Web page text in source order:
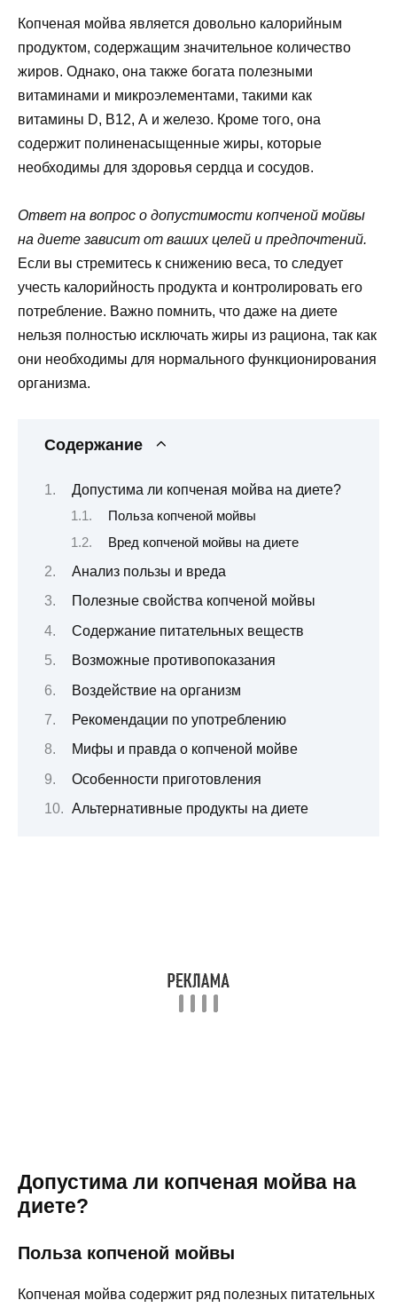
Копченая мойва является довольно калорийным
продуктом, содержащим значительное количество
жиров. Однако, она также богата полезными
витаминами и микроэлементами, такими как
витамины D, В12, А и железо. Кроме того, она
содержит полиненасыщенные жиры, которые
необходимы для здоровья сердца и сосудов.
Ответ на вопрос о допустимости копченой мойвы
на диете зависит от ваших целей и предпочтений.
Если вы стремитесь к снижению веса, то следует
учесть калорийность продукта и контролировать его
потребление. Важно помнить, что даже на диете
нельзя полностью исключать жиры из рациона, так как
они необходимы для нормального функционирования
организма.
Содержание
Допустима ли копченая мойва на диете?
Польза копченой мойвы
Вред копченой мойвы на диете
Анализ пользы и вреда
Полезные свойства копченой мойвы
Содержание питательных веществ
Возможные противопоказания
Воздействие на организм
Рекомендации по употреблению
Мифы и правда о копченой мойве
Особенности приготовления
Альтернативные продукты на диете
Допустима ли копченая мойва на
диете?
Польза копченой мойвы
Копченая мойва содержит ряд полезных питательных